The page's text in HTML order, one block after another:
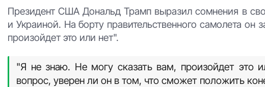
Президент США Дональд Трамп выразил сомнения в
и Украиной. На борту правительственного самолета
произойдет это или нет".
"Я не знаю. Не могу сказать вам, произойдет это
вопрос, уверен ли он в том, что сможет положить